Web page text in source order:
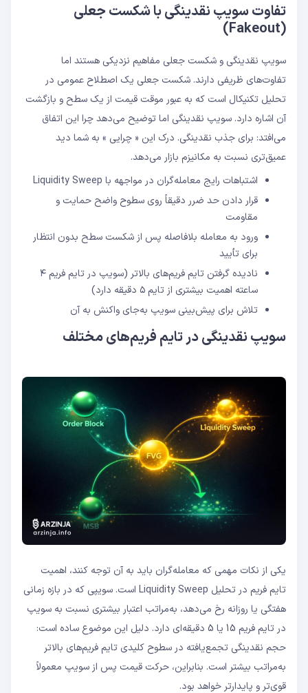
تفاوت سویپ نقدینگی با شکست جعلی
(Fakeout)
سویپ نقدینگی و شکست جعلی مفاهیم نزدیکی هستند اما
تفاوت‌های ظریفی دارند. شکست جعلی یک اصطلاح عمومی در
تحلیل تکنیکال است که به عبور موقت قیمت از یک سطح و بازگشت
آن اشاره دارد. سویپ نقدینگی اما توضیح می‌دهد چرا این اتفاق
می‌افتد: برای جذب نقدینگی. درک این « چرایی » به شما دید
عمیق‌تری نسبت به مکانیزم بازار می‌دهد.
اشتباهات رایج معامله‌گران در مواجهه با Liquidity Sweep
قرار دادن حد ضرر دقیقاً روی سطوح واضح حمایت و
مقاومت
ورود به معامله بلافاصله پس از شکست سطح بدون انتظار
برای تأیید
نادیده گرفتن تایم ‌فریم‌های بالاتر (سویپ در تایم ‌فریم ۴
ساعته اهمیت بیشتری از تایم ۵ دقیقه دارد)
تلاش برای پیش‌بینی سویپ به‌جای واکنش به آن
سویپ نقدینگی در تایم ‌فریم‌های مختلف
یکی از نکات مهمی که معامله‌گران باید به آن توجه کنند، اهمیت
تایم‌ فریم در تحلیل Liquidity Sweep است. سویپی که در بازه زمانی
هفتگی یا روزانه رخ می‌دهد، به‌مراتب اعتبار بیشتری نسبت به سویپ
در تایم‌ فریم 15 یا 5 دقیقه‌ای دارد. دلیل این موضوع ساده است:
حجم نقدینگی تجمع‌یافته در سطوح کلیدی تایم فریم‌های بالاتر
به‌مراتب بیشتر است. بنابراین، حرکت قیمت پس از سویپ معمولاً
قوی‌تر و پایدارتر خواهد بود.